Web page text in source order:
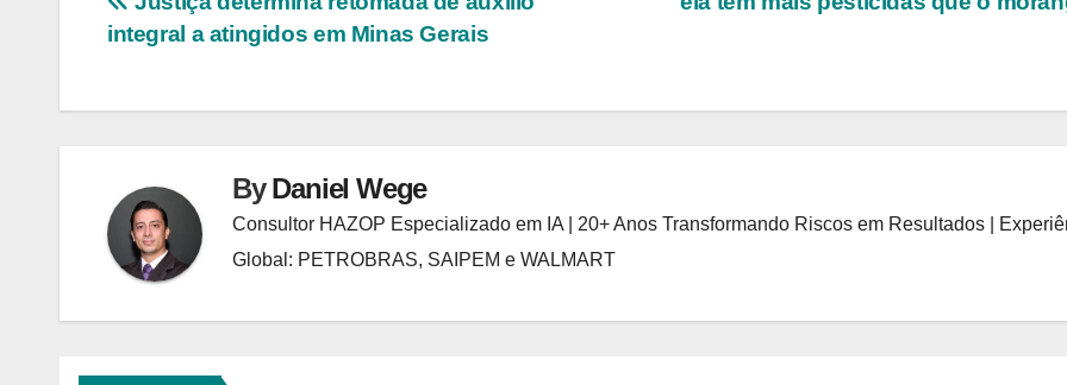
Navegação
de
Post
integral a atingidos em Minas Gerais
ByDaniel Wege
Consultor HAZOP Especializado em IA | 20+ Anos Transformando Riscos em Resultados |
Global: PETROBRAS, SAIPEM e WALMART